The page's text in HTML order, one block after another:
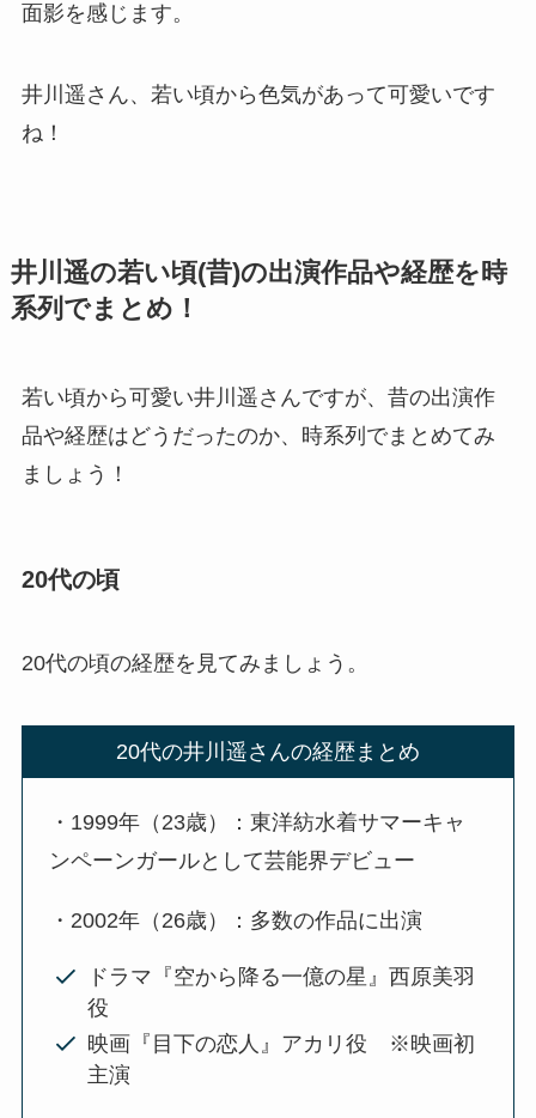
面影を感じます。
井川遥さん、若い頃から色気があって可愛いです
ね！
井川遥の若い頃(昔)の出演作品や経歴を時
系列でまとめ！
若い頃から可愛い井川遥さんですが、昔の出演作
品や経歴はどうだったのか、時系列でまとめてみ
ましょう！
20代の頃
20代の頃の経歴を見てみましょう。
20代の井川遥さんの経歴まとめ
・1999年（23歳）：東洋紡水着サマーキャ
ンペーンガールとして芸能界デビュー
・2002年（26歳）：多数の作品に出演
ドラマ『空から降る一億の星』西原美羽
役
映画『目下の恋人』アカリ役 ※映画初
主演